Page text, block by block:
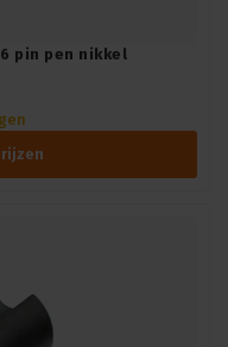
pin pen nikkel